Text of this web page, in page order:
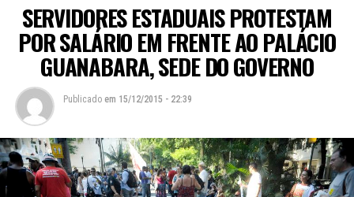
SERVIDORES ESTADUAIS PROTESTAM
POR SALÁRIO EM FRENTE AO PALÁCIO
GUANABARA, SEDE DO GOVERNO
Publicado em 15/12/2015 - 22:39